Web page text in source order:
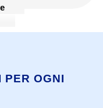
PER OGNI